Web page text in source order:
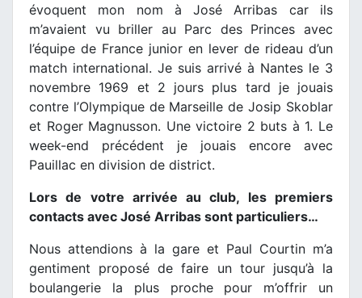
évoquent mon nom à José Arribas car ils
m’avaient vu briller au Parc des Princes avec
l’équipe de France junior en lever de rideau d’un
match international. Je suis arrivé à Nantes le 3
novembre 1969 et 2 jours plus tard je jouais
contre l’Olympique de Marseille de Josip Skoblar
et Roger Magnusson. Une victoire 2 buts à 1. Le
week-end précédent je jouais encore avec
Pauillac en division de district.
Lors de votre arrivée au club, les premiers
contacts avec José Arribas sont particuliers…
Nous attendions à la gare et Paul Courtin m’a
gentiment proposé de faire un tour jusqu’à la
boulangerie la plus proche pour m’offrir un